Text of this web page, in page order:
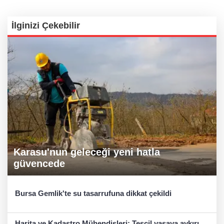
İlginizi Çekebilir
Karasu'nun geleceği yeni hatla
güvencede
Bursa Gemlik'te su tasarrufuna dikkat çekildi